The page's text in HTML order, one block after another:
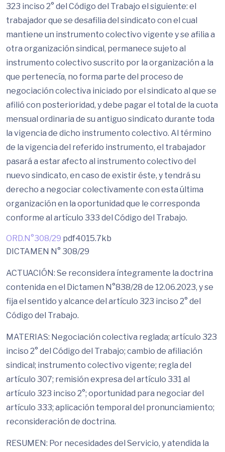
323 inciso 2° del Código del Trabajo el siguiente: el
trabajador que se desafilia del sindicato con el cual
mantiene un instrumento colectivo vigente y se afilia a
otra organización sindical, permanece sujeto al
instrumento colectivo suscrito por la organización a la
que pertenecía, no forma parte del proceso de
negociación colectiva iniciado por el sindicato al que se
afilió con posterioridad, y debe pagar el total de la cuota
mensual ordinaria de su antiguo sindicato durante toda
la vigencia de dicho instrumento colectivo. Al término
de la vigencia del referido instrumento, el trabajador
pasará a estar afecto al instrumento colectivo del
nuevo sindicato, en caso de existir éste, y tendrá su
derecho a negociar colectivamente con esta última
organización en la oportunidad que le corresponda
conforme al artículo 333 del Código del Trabajo.
ORD.N°308/29 pdf4015.7kb
DICTAMEN N° 308/29
ACTUACIÓN: Se reconsidera íntegramente la doctrina
contenida en el Dictamen N°838/28 de 12.06.2023, y se
fija el sentido y alcance del artículo 323 inciso 2° del
Código del Trabajo.
MATERIAS: Negociación colectiva reglada; artículo 323
inciso 2° del Código del Trabajo; cambio de afiliación
sindical; instrumento colectivo vigente; regla del
artículo 307; remisión expresa del artículo 331 al
artículo 323 inciso 2°; oportunidad para negociar del
artículo 333; aplicación temporal del pronunciamiento;
reconsideración de doctrina.
RESUMEN: Por necesidades del Servicio, y atendida la